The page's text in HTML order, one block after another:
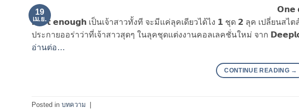
19
เม.ย.
𝗢𝗻𝗲
𝗶𝘀𝗻’𝘁 𝗲𝗻𝗼𝘂𝗴𝗵 เป็นเจ้าสาวทั้งที จะมีแค่ลุคเดียวได้ไง 𝟭 ชุด 𝟮 ลุค เปลี่ยนสไ
ประกายออร่าว่าที่เจ้าสาวสุดๆ ในลุคชุดแต่งงานคอลเลคชั่นใหม่ จาก
อ่านต่อ…
CONTINUE READING →
Posted in บทความ